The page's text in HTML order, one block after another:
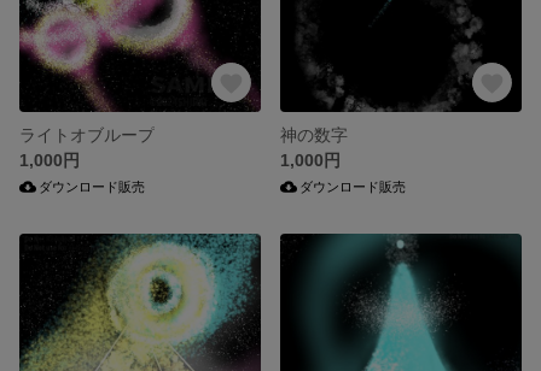
ライトオブループ
1,000円
ダウンロード販売
神の数字
1,000円
ダウンロード販売